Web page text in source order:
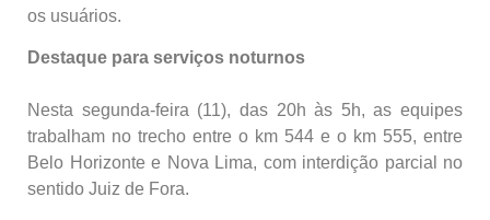
os usuários.
Destaque para serviços noturnos
Nesta segunda-feira (11), das 20h às 5h, as equipes
trabalham no trecho entre o km 544 e o km 555, entre
Belo Horizonte e Nova Lima, com interdição parcial no
sentido Juiz de Fora.